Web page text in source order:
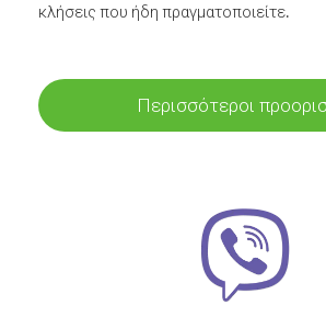
κλήσεις που ήδη πραγματοποιείτε.
Περισσότεροι